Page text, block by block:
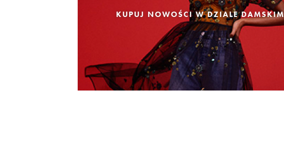
KUPUJ NOWOŚCI W DZIALE DAMSKIM